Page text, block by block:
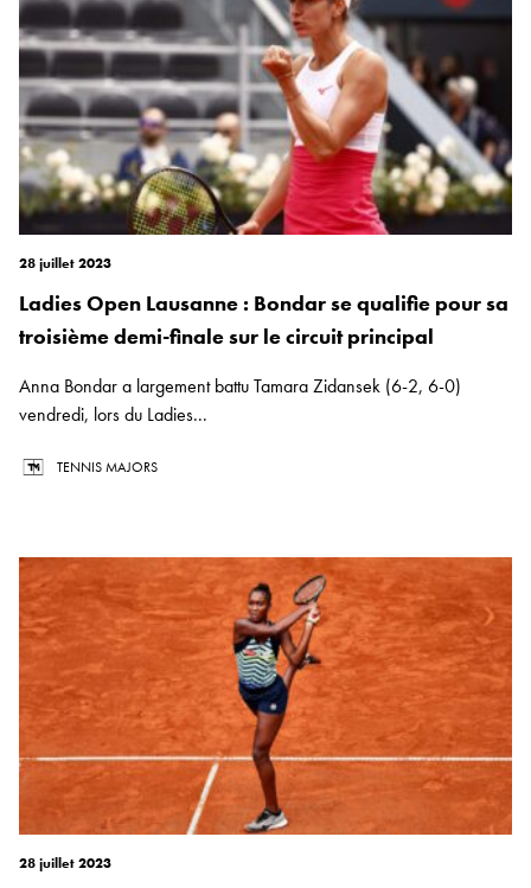
28 juillet 2023
Ladies Open Lausanne : Bondar se qualifie pour sa
troisième demi-finale sur le circuit principal
Anna Bondar a largement battu Tamara Zidansek (6-2, 6-0)
vendredi, lors du Ladies...
TENNIS MAJORS
28 juillet 2023